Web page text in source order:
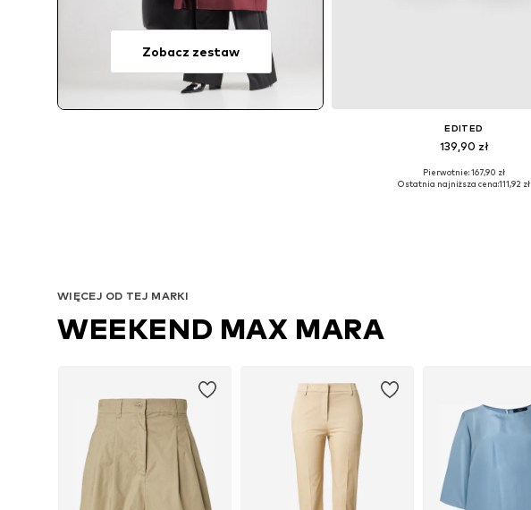
Zobacz zestaw
EDITED
139,90 zł
Dostępne rozmiary: One Size
Pierwotnie: 167,90 zł
Ostatnia najniższa cena:111,92 zł
WIĘCEJ OD TEJ MARKI
WEEKEND MAX MARA